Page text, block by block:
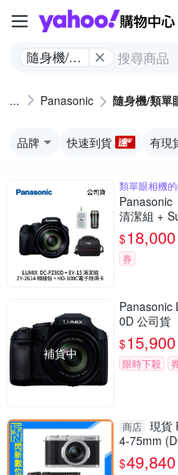
隨身機/類
Panasonic 隨身機/類單
品牌 快速到貨 有現
類單眼相機
Panasonic
清潔組 +
瑪 HD-
$18,000
券
補貨中
Panasonic
0D 公司貨
$15,900
限時下殺
商店 現貨
4-75mm
$49,840